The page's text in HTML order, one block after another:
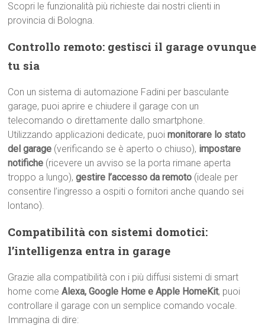
Scopri le funzionalità più richieste dai nostri clienti in
provincia di Bologna.
Controllo remoto: gestisci il garage ovunque
tu sia
Con un sistema di automazione Fadini per basculante
garage, puoi aprire e chiudere il garage con un
telecomando o direttamente dallo smartphone.
Utilizzando applicazioni dedicate, puoimonitorare lo stato
del garage (verificando se è aperto o chiuso), impostare
notifiche (ricevere un avviso se la porta rimane aperta
troppo a lungo),gestire l’accesso da remoto (ideale per
consentire l’ingresso a ospiti o fornitori anche quando sei
lontano).
Compatibilità con sistemi domotici:
l’intelligenza entra in garage
Grazie alla compatibilità con i più diffusi sistemi di smart
home comeAlexa, Google Home e Apple HomeKit, puoi
controllare il garage con un semplice comando vocale.
Immagina di dire: